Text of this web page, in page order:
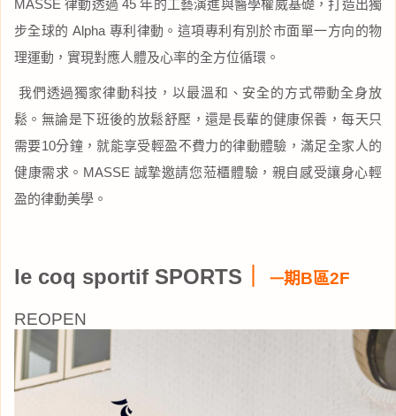
MASSE 律動透過 45 年的工藝演進與醫學權威基礎，打造出獨
步全球的 Alpha 專利律動。這項專利有別於市面單一方向的物
理運動，實現對應人體及心率的全方位循環。
我們透過獨家律動科技，以最溫和、安全的方式帶動全身放
鬆。無論是下班後的放鬆舒壓，還是長輩的健康保養，每天只
需要10分鐘，就能享受輕盈不費力的律動體驗，滿足全家人的
健康需求。MASSE 誠摯邀請您蒞櫃體驗，親自感受讓身心輕
盈的律動美學。
le coq sportif SPORTS 一期B區2F
REOPEN